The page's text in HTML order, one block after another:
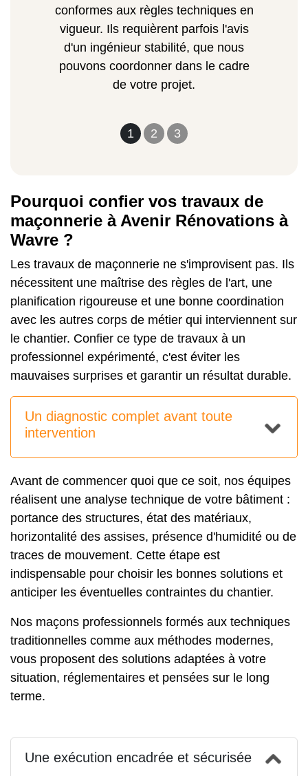
1 2 3
conformes aux règles techniques en
vigueur. Ils requièrent parfois l'avis
d'un ingénieur stabilité, que nous
pouvons coordonner dans le cadre
de votre projet.
Pourquoi confier vos travaux de
maçonnerie à Avenir Rénovations à
Wavre ?
Les travaux de maçonnerie ne s'improvisent pas. Ils
nécessitent une maîtrise des règles de l'art, une
planification rigoureuse et une bonne coordination
avec les autres corps de métier qui interviennent sur
le chantier. Confier ce type de travaux à un
professionnel expérimenté, c'est éviter les
mauvaises surprises et garantir un résultat durable.
Un diagnostic complet avant toute
intervention
Avant de commencer quoi que ce soit, nos équipes
réalisent une analyse technique de votre bâtiment :
portance des structures, état des matériaux,
horizontalité des assises, présence d'humidité ou de
traces de mouvement. Cette étape est
indispensable pour choisir les bonnes solutions et
anticiper les éventuelles contraintes du chantier.
Nos maçons professionnels formés aux techniques
traditionnelles comme aux méthodes modernes,
vous proposent des solutions adaptées à votre
situation, réglementaires et pensées sur le long
terme.
Une exécution encadrée et sécurisée